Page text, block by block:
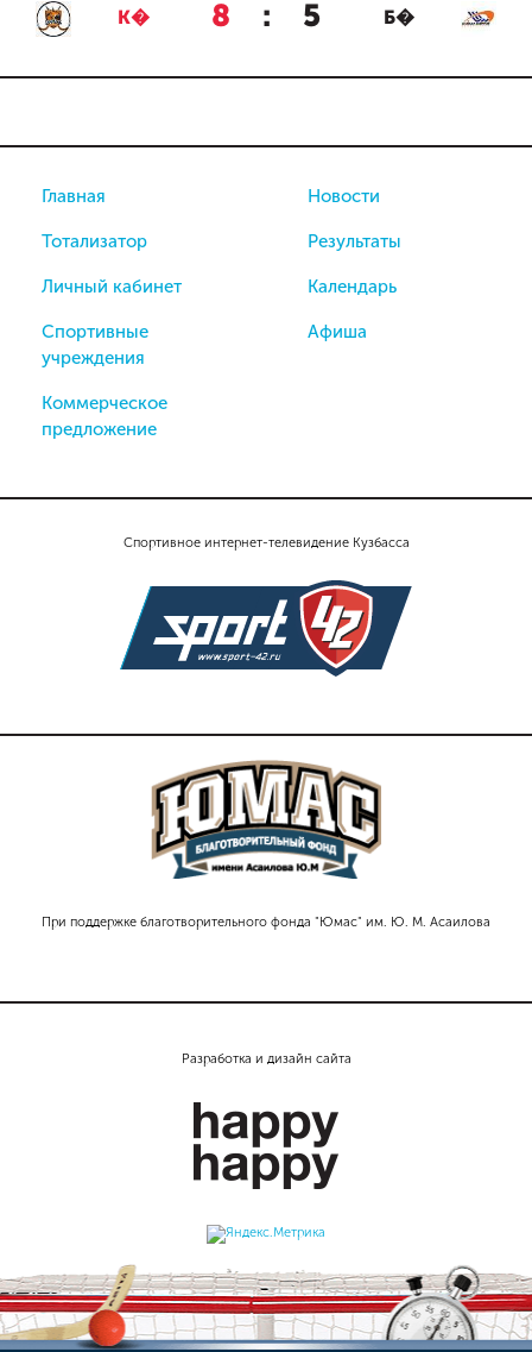
К� 8 : 5 Б�
Спортивное интернет-телевидение Кузбасса
При поддержке благотворительного фонда "Юмас" им. Ю. М. Асаилова
Главная
Тотализатор
Личный кабинет
Спортивные
учреждения
Коммерческое
предложение
Новости
Результаты
Календарь
Афиша
Разработка и дизайн сайта